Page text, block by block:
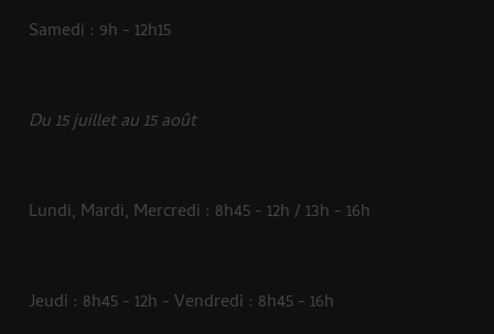
Samedi : 9h - 12h15
Du 15 juillet au 15 août
Lundi, Mardi, Mercredi : 8h45 - 12h / 13h - 16h
Jeudi : 8h45 - 12h - Vendredi : 8h45 - 16h